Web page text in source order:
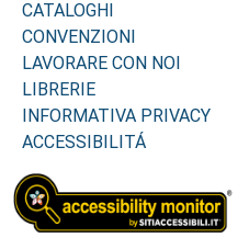
CATALOGHI
CONVENZIONI
LAVORARE CON NOI
LIBRERIE
INFORMATIVA PRIVACY
ACCESSIBILITÁ